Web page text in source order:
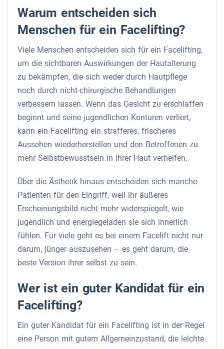
Warum entscheiden sich
Menschen für ein Facelifting?
Viele Menschen entscheiden sich für ein Facelifting,
um die sichtbaren Auswirkungen der Hautalterung
zu bekämpfen, die sich weder durch Hautpflege
noch durch nicht-chirurgische Behandlungen
verbessern lassen. Wenn das Gesicht zu erschlaffen
beginnt und seine jugendlichen Konturen verliert,
kann ein Facelifting ein strafferes, frischeres
Aussehen wiederherstellen und den Betroffenen zu
mehr Selbstbewusstsein in ihrer Haut verhelfen.
Über die Ästhetik hinaus entscheiden sich manche
Patienten für den Eingriff, weil ihr äußeres
Erscheinungsbild nicht mehr widerspiegelt, wie
jugendlich und energiegeladen sie sich innerlich
fühlen. Für viele geht es bei einem Facelift nicht nur
darum, jünger auszusehen – es geht darum, die
beste Version ihrer selbst zu sein.
Wer ist ein guter Kandidat für ein
Facelifting?
Ein guter Kandidat für ein Facelifting ist in der Regel
eine Person mit gutem Allgemeinzustand, die leichte